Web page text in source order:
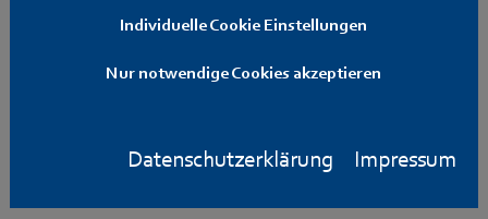
Individuelle Cookie Einstellungen
Nur notwendige Cookies akzeptieren
Datenschutzerklärung Impressum